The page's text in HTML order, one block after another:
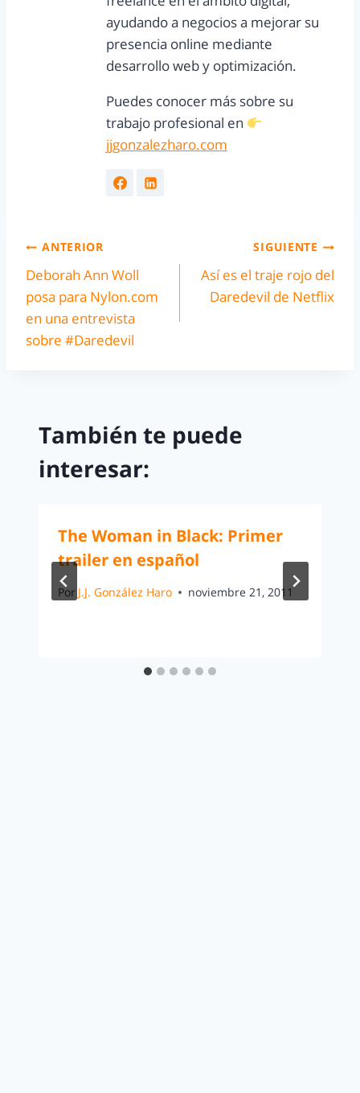
ayudando a negocios a mejorar su
presencia online mediante
desarrollo web y optimización.
Puedes conocer más sobre su
trabajo profesional en
jjgonzalezharo.com
ANTERIOR
Deborah Ann Woll
posa para Nylon.com
en una entrevista
sobre #Daredevil
SIGUIENTE
Así es el traje rojo del
Daredevil de Netflix
También te puede
interesar:
The Woman in Black: Primer
trailer en español
Por J.J. González Haro noviembre 21, 2011